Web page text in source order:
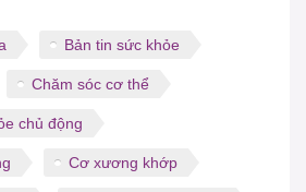
Bản tin sức khỏe
Chăm sóc cơ thể
chủ động
Cơ xương khớp